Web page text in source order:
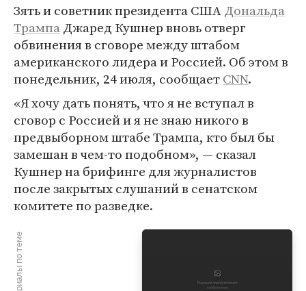
Зять и советник президента СШАДональда
ТрампаДжаред Кушнер вновь отверг
обвинения в сговоре между штабом
американского лидера и Россией. Об этом в
понедельник, 24 июля, сообщаетCNN.
«Я хочу дать понять, что я не вступал в
сговор с Россией и я не знаю никого в
предвыборном штабе Трампа, кто был бы
замешан в чем-то подобном», — сказал
Кушнер на брифинге для журналистов
после закрытых слушаний в сенатском
комитете по разведке.
Материалы по теме